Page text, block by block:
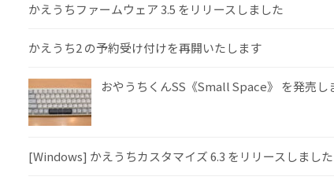
かえうちファームウェア 3.5 をリリースしました
かえうち2 の予約受け付けを再開いたします
おやうちくんSS《Small Space》 を発売し
[Windows] かえうちカスタマイズ 6.3 をリリースしました